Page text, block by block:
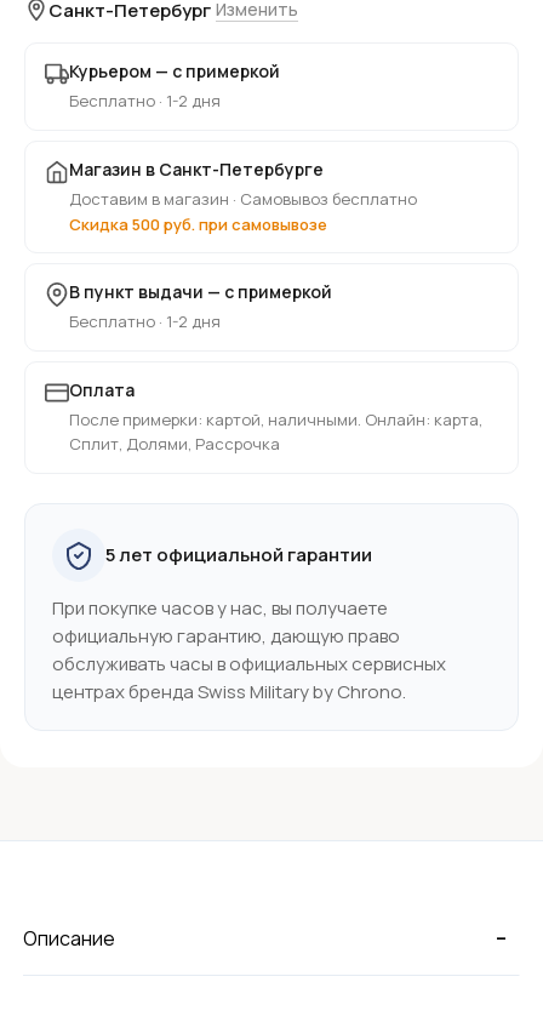
Санкт-Петербург Изменить
Курьером — с примеркой
Бесплатно · 1-2 дня
Магазин в Санкт-Петербурге
Доставим в магазин · Самовывоз бесплатно
Скидка 500 руб. при самовывозе
В пункт выдачи — с примеркой
Бесплатно · 1-2 дня
Оплата
После примерки: картой, наличными. Онлайн: карта,
Сплит, Долями, Рассрочка
5 лет официальной гарантии
При покупке часов у нас, вы получаете
официальную гарантию, дающую право
обслуживать часы в официальных сервисных
центрах бренда Swiss Military by Chrono.
-
Описание